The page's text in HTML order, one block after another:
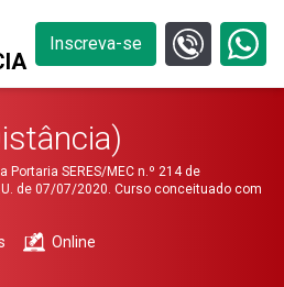
Inscreva-se
SERES/MEC n.º 214 de
de 07/07/2020. Curso conceituado com
Online